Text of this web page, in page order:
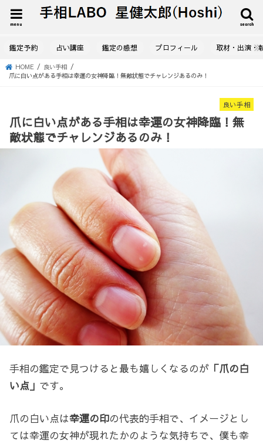
search
menu
鑑定予約 占い講座 鑑定の感想 プロフィール 取材・出演・
HOME
良い手相
爪に白い点がある手相は幸運の女神降臨！無敵状態でチャレンジあるのみ！
良い手相
爪に白い点がある手相は幸運の女神降臨！無
敵状態でチャレンジあるのみ！
手相の鑑定で見つけると最も嬉しくなるのが 「爪の白
い点」 です。
爪の白い点は幸運の印の代表的手相で、イメージとし
ては幸運の女神が現れたかのような気持ちで、僕も幸